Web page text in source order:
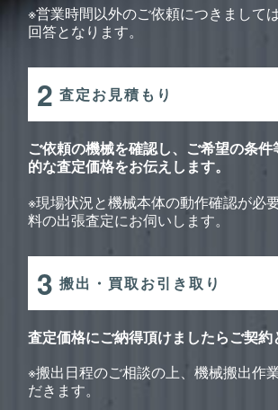
※営業時間以外のご依頼につきまして
回答となります。
2 査定お見積もり
ご依頼の機械を確認し、ご希望の条
的な査定価格をお伝えします。
※現場状況と機械本体の動作確認が必
料の出張査定にお伺いします。
3 搬出・買取お引き取り
査定価格にご納得頂けましたらご契約
※搬出日程のご相談の上、機械搬出作
だきます。